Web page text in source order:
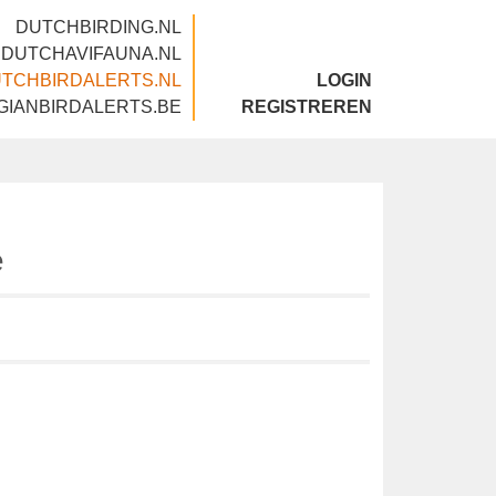
DUTCHBIRDING.NL
DUTCHAVIFAUNA.NL
DUTCHBIRDALERTS.NL
LOGIN
REGISTREREN